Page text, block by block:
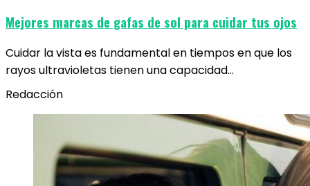
Mejores marcas de gafas de sol para cuidar tus ojos
Cuidar la vista es fundamental en tiempos en que los
rayos ultravioletas tienen una capacidad…
Redacción